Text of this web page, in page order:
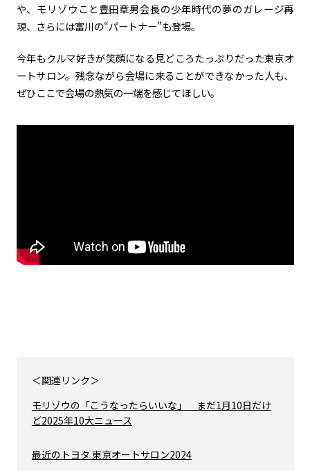
や、モリゾウこと豊田章男会長の少年時代の夢のガレージ再
現、さらには富川の“パートナー”も登場。
今年もクルマ好きが笑顔になる見どころたっぷりだった東京オ
ートサロン。残念ながら会場に来ることができなかった人も、
ぜひここで会場の熱気の一端を感じてほしい。
＜関連リンク＞
モリゾウの「こうなったらいいな」 まだ1月10日だけ
ど2025年10大ニュース
最近のトヨタ 東京オートサロン2024